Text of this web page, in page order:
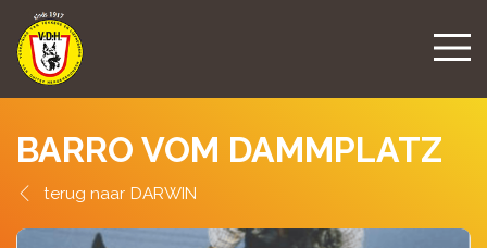
BARRO VOM DAMMPLATZ
DARWIN